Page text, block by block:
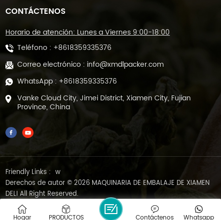
CONTÁCTENOS
Horario de atención: Lunes a Viernes 9:00-18:00
Teléfono : +8618359335376
Correo electrónico : info@xmdlpacker.com
WhatsApp : +8618359335376
Vanke Cloud City, Jimei District, Xiamen City, Fujian
Province, China
Friendly Links : w
Derechos de autor © 2026 MAQUINARIA DE EMBALAJE DE XIAMEN
DELI All Right Reserved.
BLOG
MAPA DEL SITIO | POLÍTICA DE PRIVACIDAD
Red IPv6 compatible
Hogar PRODUCTOS Whatsapp
Contáctenos